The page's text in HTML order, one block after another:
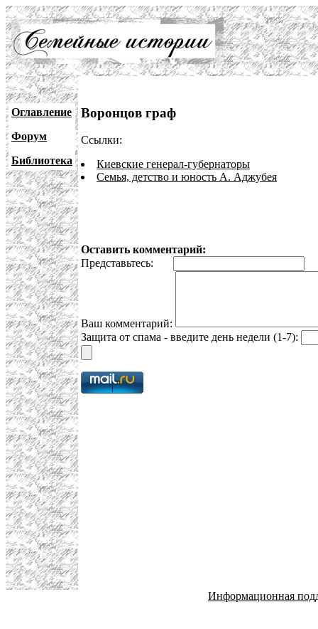
Оглавление
Форум
Библиотека
Воронцов граф
Ссылки:
Киевские генерал-губернаторы
Семья, детство и юность А. Аджубея
Оставить комментарий:
Представьтесь:
Ваш комментарий:
Защита от спама - введите день недели (1-7):
Информационная